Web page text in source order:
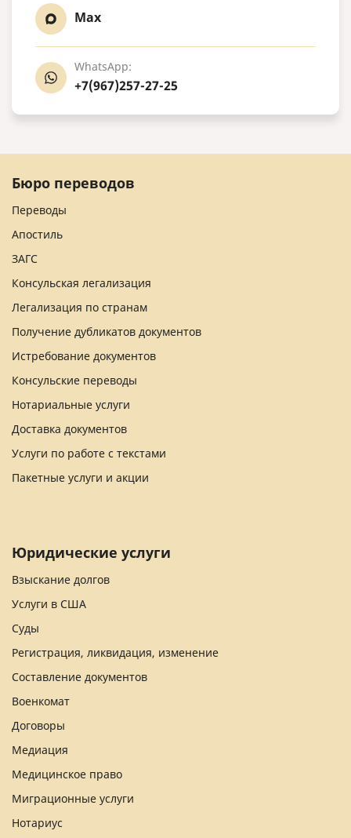
Max
WhatsApp:
+7(967)257-27-25
Бюро переводов
Переводы
Апостиль
ЗАГС
Консульская легализация
Легализация по странам
Получение дубликатов документов
Истребование документов
Консульские переводы
Нотариальные услуги
Доставка документов
Услуги по работе с текстами
Пакетные услуги и акции
Юридические услуги
Взыскание долгов
Услуги в США
Суды
Регистрация, ликвидация, изменение
Составление документов
Военкомат
Договоры
Медиация
Медицинское право
Миграционные услуги
Нотариус